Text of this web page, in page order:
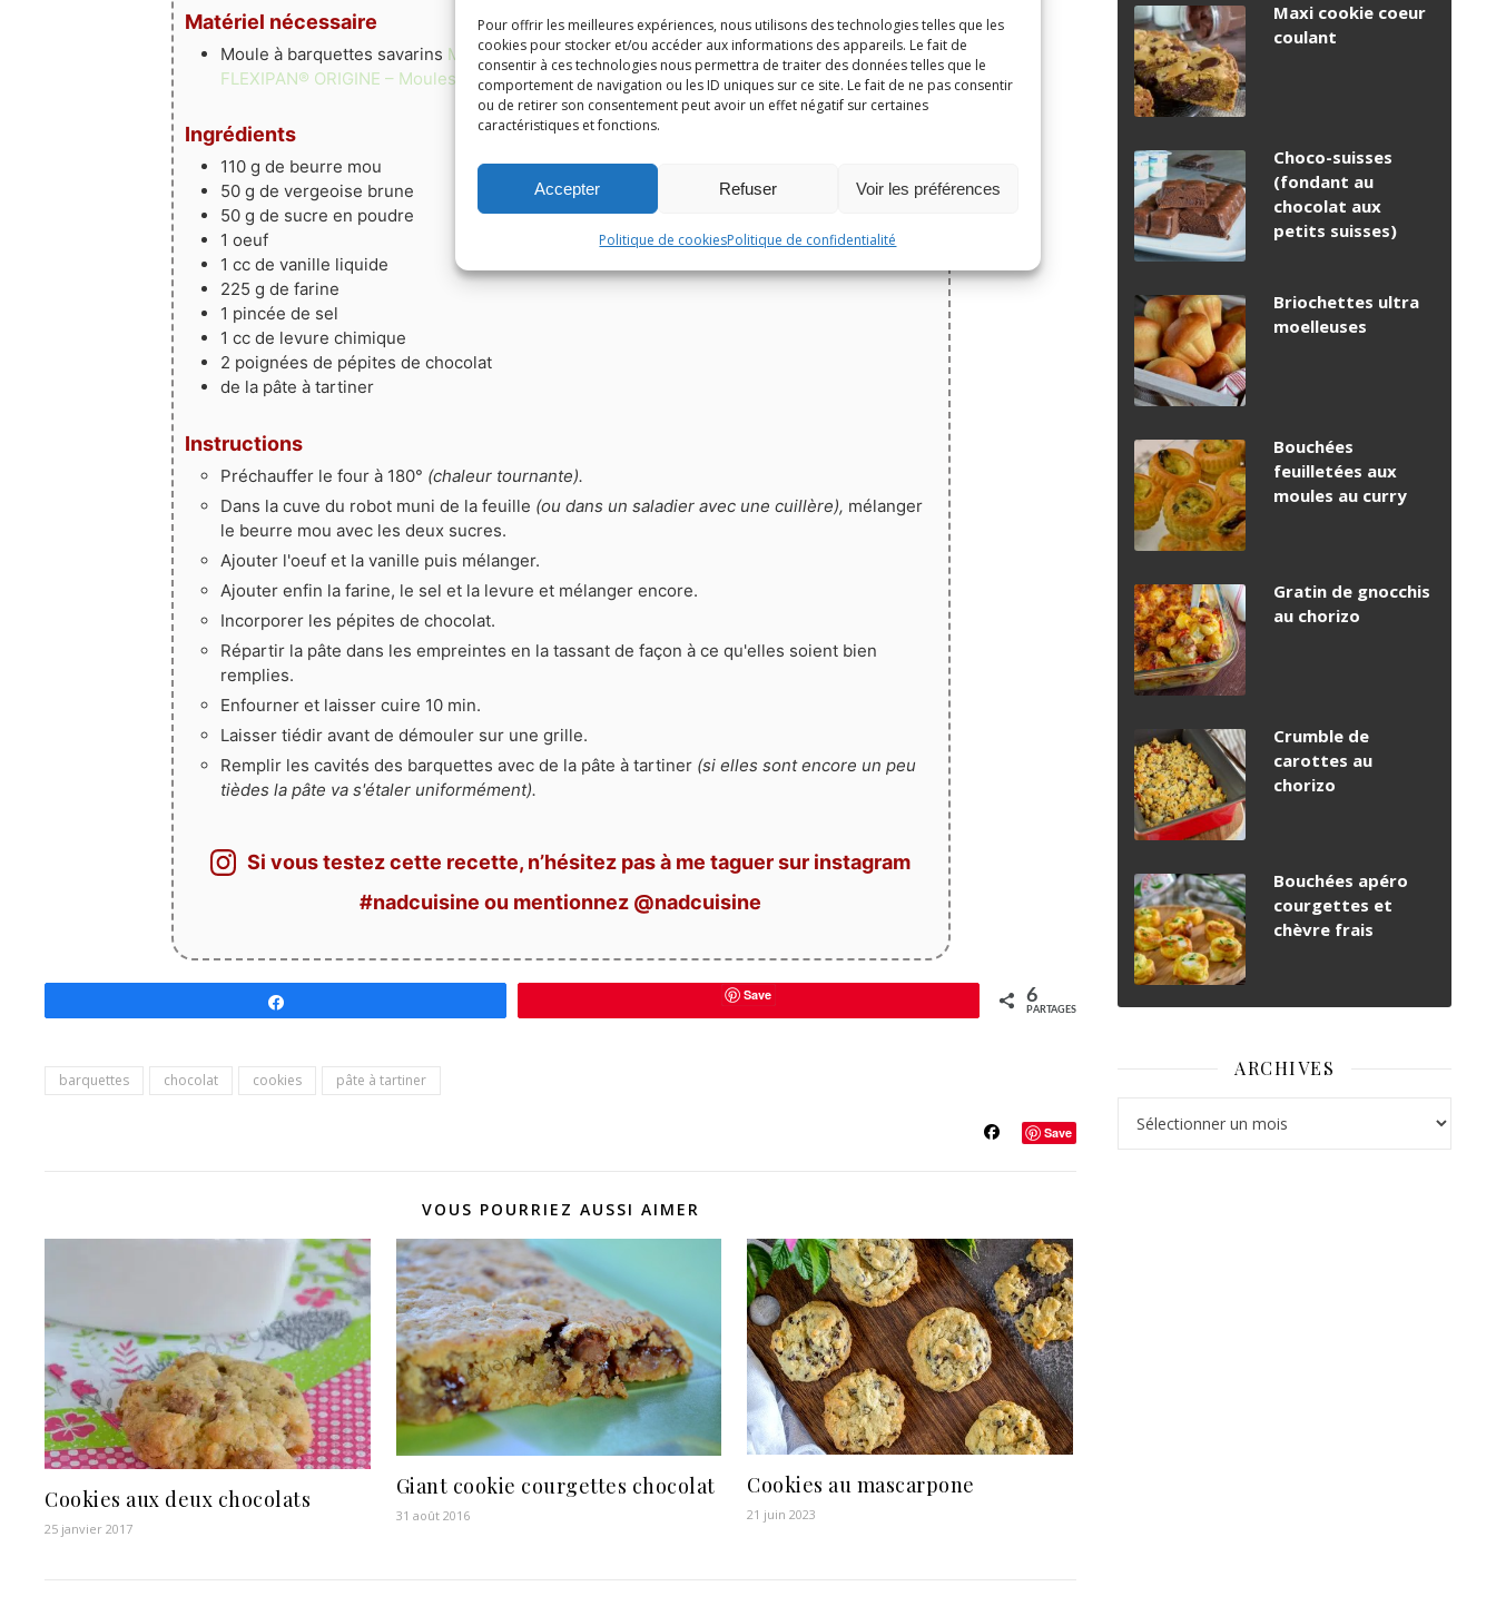
Pour offrir les meilleures expériences, nous utilisons des technologies telles que les
cookies pour stocker et/ou accéder aux informations des appareils. Le fait de
consentir à ces technologies nous permettra de traiter des données telles que le
comportement de navigation ou les ID uniques sur ce site. Le fait de ne pas consentir
ou de retirer son consentement peut avoir un effet négatif sur certaines
caractéristiques et fonctions.
Accepter Refuser Voir les préférences
Politique de cookiesPolitique de confidentialité
Épingler la recette
Matériel nécessaire
Moule à barquettes savarins Moule Barquettes Savarin
FLEXIPAN® ORIGINE – Moules silicone (guydemarle.com)
Ingrédients
110 g de beurre mou
50 g de vergeoise brune
50 g de sucre en poudre
1 oeuf
1 cc de vanille liquide
225 g de farine
1 pincée de sel
1 cc de levure chimique
2 poignées de pépites de chocolat
de la pâte à tartiner
Instructions
Préchauffer le four à 180° (chaleur tournante).
Dans la cuve du robot muni de la feuille (ou dans un saladier avec une cuillère), mélanger
le beurre mou avec les deux sucres.
Ajouter l'oeuf et la vanille puis mélanger.
Ajouter enfin la farine, le sel et la levure et mélanger encore.
Incorporer les pépites de chocolat.
Répartir la pâte dans les empreintes en la tassant de façon à ce qu'elles soient bien
remplies.
Enfourner et laisser cuire 10 min.
Laisser tiédir avant de démouler sur une grille.
Remplir les cavités des barquettes avec de la pâte à tartiner (si elles sont encore un peu
tièdes la pâte va s'étaler uniformément).
Si vous testez cette recette, n’hésitez pas à me taguer sur instagram
#nadcuisine ou mentionnez @nadcuisine
Save 6
PARTAGES
barquettes chocolat cookies pâte à tartiner
Save
VOUS POURRIEZ AUSSI AIMER
Cookies aux deux chocolats
25 janvier 2017
Giant cookie courgettes chocolat
31 août 2016
Cookies au mascarpone
21 juin 2023
Maxi cookie coeur
coulant
Choco-suisses
(fondant au
chocolat aux
petits suisses)
Briochettes ultra
moelleuses
Bouchées
feuilletées aux
moules au curry
Gratin de gnocchis
au chorizo
Crumble de
carottes au
chorizo
Bouchées apéro
courgettes et
chèvre frais
ARCHIVES